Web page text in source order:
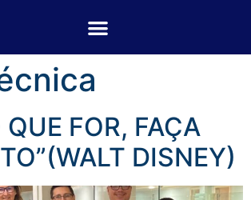
QUE FOR, FAÇA
DISNEY)